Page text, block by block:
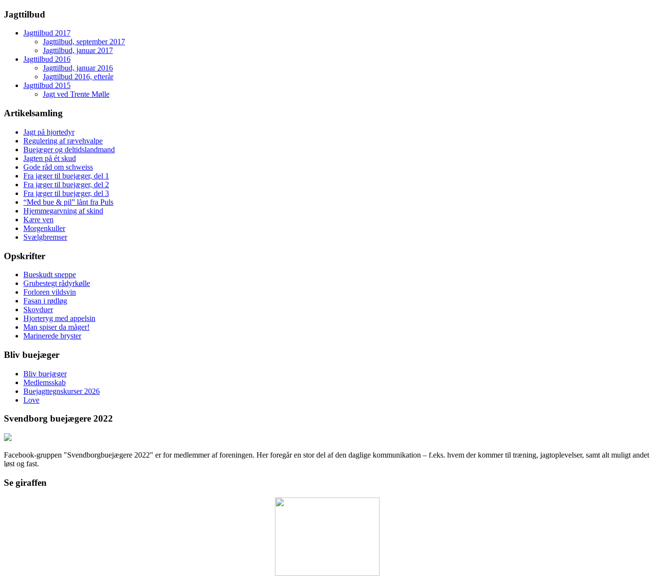
Jagttilbud
Jagttilbud 2017
Jagttilbud, september 2017
Jagttilbud, januar 2017
Jagttilbud 2016
Jagttilbud, januar 2016
Jagttilbud 2016, efterår
Jagttilbud 2015
Jagt ved Trente Mølle
Artikelsamling
Jagt på hjortedyr
Regulering af rævehvalpe
Buejæger og deltidslandmand
Jagten på ét skud
Gode råd om schweiss
Fra jæger til buejæger, del 1
Fra jæger til buejæger, del 2
Fra jæger til buejæger, del 3
“Med bue & pil” lånt fra Puls
Hjemmegarvning af skind
Kære ven
Morgenkuller
Svælgbremser
Opskrifter
Bueskudt sneppe
Grubestegt rådyrkølle
Forloren vildsvin
Fasan i rødløg
Skovduer
Hjorteryg med appelsin
Man spiser da måger!
Marinerede bryster
Bliv buejæger
Bliv buejæger
Medlemsskab
Buejagttegnskurser 2026
Love
Svendborg buejægere 2022
Facebook-gruppen "Svendborgbuejægere 2022" er for medlemmer af foreningen. Her foregår en stor del af den daglige kommunikation – f.eks. hvem der kommer til træning, jagtoplevelser, samt alt muligt andet
løst og fast.
Se giraffen